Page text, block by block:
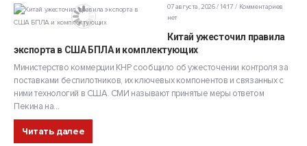
07 августа, 2026 / 14:17
Комментариев
нет
Китай ужесточил правила
экспорта в США БПЛА и комплектующих
Министерство коммерции КНР сообщило об ужесточении контроля за
поставками беспилотников, их ключевых компонентов и связанных с
ними технологий в США. СМИ называют принятые меры ответом
Пекина на...
Читать далее